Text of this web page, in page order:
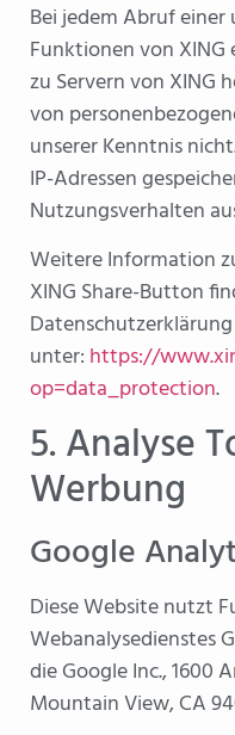
Bei jedem Abruf einer
Funktionen von
zu Servern von XING
von
unserer Kenntnis
IP-Adressen
Nutzungsverhalten
Weitere Information
XING Share-Button
unter: https://
op=data_protection.
5. Analyse
Werbung
Google
Diese Website nutzt
Webanalysedienstes
die Google Inc., 1600
Mountain View, CA